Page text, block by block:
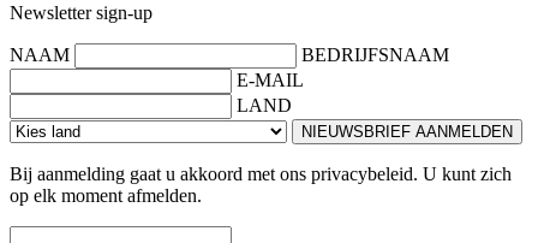
Newsletter sign-up
NAAM
BEDRIJFSNAAM
E-MAIL
LAND
NIEUWSBRIEF AANMELDEN
Bij aanmelding gaat u akkoord met ons privacybeleid. U kunt zich
op elk moment afmelden.